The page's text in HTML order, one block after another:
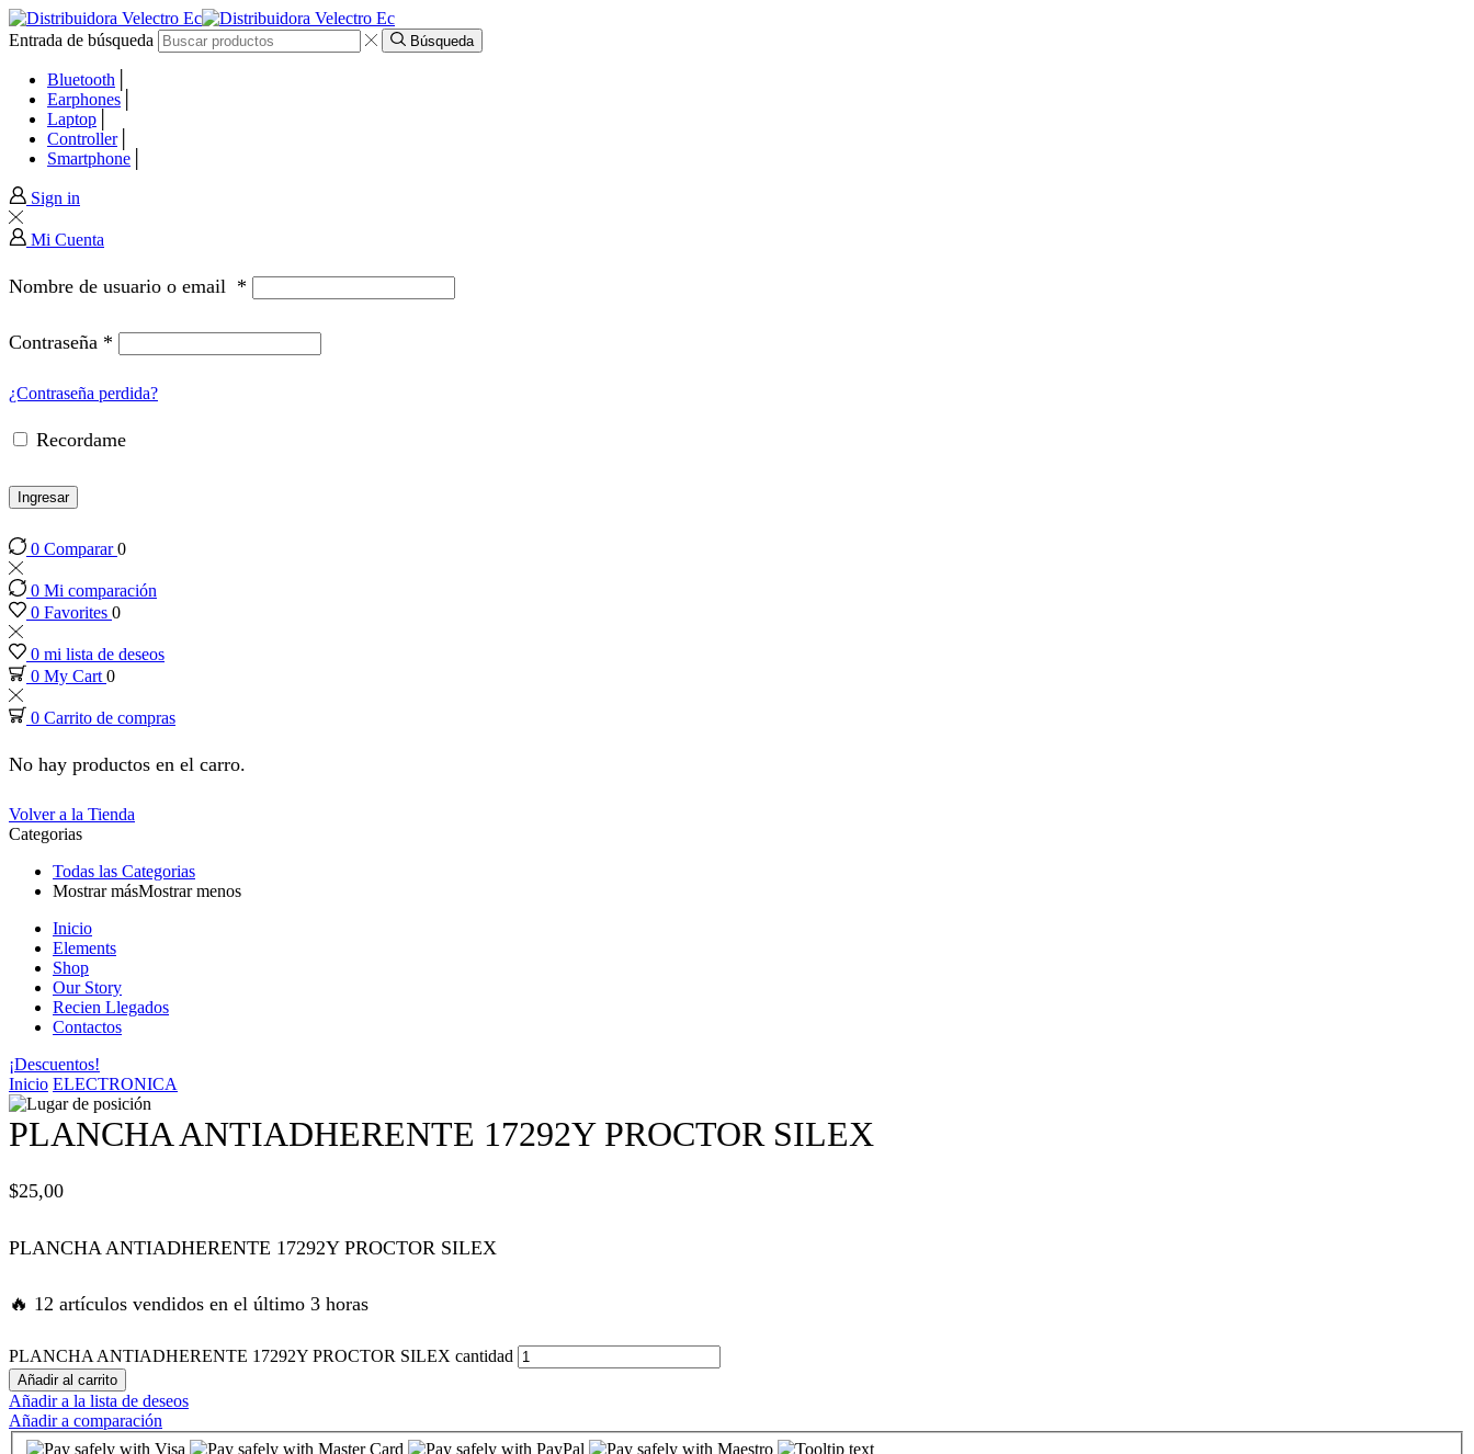
al
al
Entrada de búsqueda Búsqueda
Bluetooth
Earphones
Laptop
Controller
Smartphone
Sign in
Mi Cuenta
Nombre de usuario o email *
Contraseña *
¿Contraseña perdida?
Recordame
Ingresar
0 Comparar0
0 Mi comparación
0 Favorites 0
0 mi lista de deseos
0 My Cart 0
0 Carrito de compras
No hay productos en el carro.
Volver a la Tienda
Categorias
Todas las Categorias
Mostrar másMostrar menos
Inicio
Elements
Shop
Our Story
Recien Llegados
Contactos
¡Descuentos!
Inicio ELECTRONICA
PLANCHA ANTIADHERENTE 17292Y PROCTOR SILEX
$25,00
PLANCHA ANTIADHERENTE 17292Y PROCTOR SILEX
🔥 12 artículos vendidos en el último 3 horas
PLANCHA ANTIADHERENTE 17292Y PROCTOR SILEX cantidad
Añadir al carrito
Añadir a la lista de deseos
Añadir a comparación